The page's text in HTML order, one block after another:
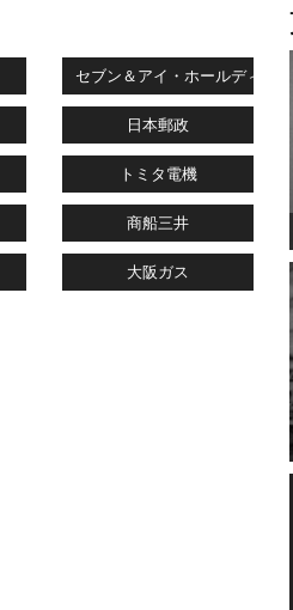
セブン＆アイ・ホールディング
日本郵政
トミタ電機
商船三井
大阪ガス